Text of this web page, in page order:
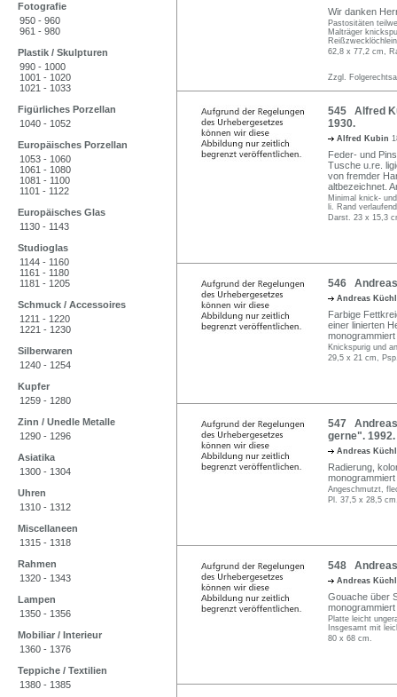
Fotografie
950 - 960
961 - 980
Plastik / Skulpturen
990 - 1000
1001 - 1020
1021 - 1033
Figürliches Porzellan
1040 - 1052
Europäisches Porzellan
1053 - 1060
1061 - 1080
1081 - 1100
1101 - 1122
Europäisches Glas
1130 - 1143
Studioglas
1144 - 1160
1161 - 1180
1181 - 1205
Schmuck / Accessoires
1211 - 1220
1221 - 1230
Silberwaren
1240 - 1254
Kupfer
1259 - 1280
Zinn / Unedle Metalle
1290 - 1296
Asiatika
1300 - 1304
Uhren
1310 - 1312
Miscellaneen
1315 - 1318
Rahmen
1320 - 1343
Lampen
1350 - 1356
Mobiliar / Interieur
1360 - 1376
Teppiche / Textilien
1380 - 1385
Wir danken
Pastositäten
Malträger
62,8 x 77,2 cm,
Zzgl.
545 Alfred
1930.
Alfred Kubin
Feder- und
Tusche u.re.
von fremder
altbezeichnet.
Minimal knick-
li. Rand
Darst. 23 x 15,3
546 Andreas
Andreas
Farbige
einer linierten
Knickspurig und
29,5 x 21 cm,
547 Andreas
gerne". 1992.
Andreas
Radierung,
Angeschmutzt,
Pl. 37,5 x 28,5
548 Andreas
Andreas
Gouache über
monogrammiert
Platte leicht
Insgesamt mit
80 x 68 cm.